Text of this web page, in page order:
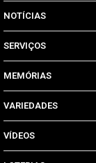
NOTÍCIAS
SERVIÇOS
MEMÓRIAS
VARIEDADES
VÍDEOS